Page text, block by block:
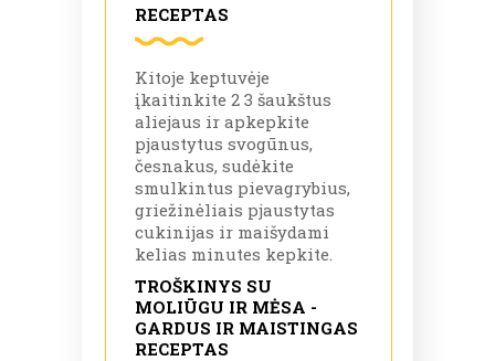
RECEPTAS
Kitoje keptuvėje
įkaitinkite 2 3 šaukštus
aliejaus ir apkepkite
pjaustytus svogūnus,
česnakus, sudėkite
smulkintus pievagrybius,
griežinėliais pjaustytas
cukinijas ir maišydami
kelias minutes kepkite.
TROŠKINYS SU
MOLIŪGU IR MĖSA -
GARDUS IR MAISTINGAS
RECEPTAS